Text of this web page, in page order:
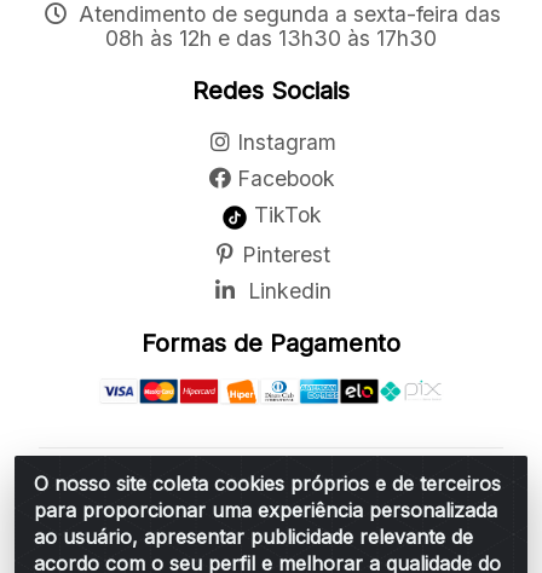
O nosso site coleta cookies próprios e de terceiros
para proporcionar uma experiência personalizada
ao usuário, apresentar publicidade relevante de
acordo com o seu perfil e melhorar a qualidade do
Atendimento de segunda a sexta-feira das
08h às 12h e das 13h30 às 17h30
Redes Sociais
Instagram
Facebook
TikTok
Pinterest
Linkedin
Formas de Pagamento
Belchior Cortinas e Acessórios LTDA - R: Rua
Vereador Sérgio Leopoldino Alves, 876 - Santa
Bárbara d'Oeste/SP - CEP 13.456-166 - CNPJ
06.314.073/0001-34